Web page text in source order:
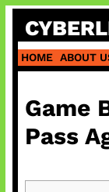
Skip
content
HOME ABOUT
Game
Pass